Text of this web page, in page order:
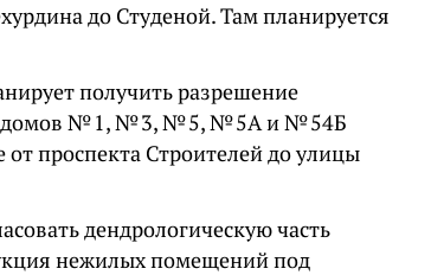
до Студеной. Там планируется
получить разрешение
домов № 1, № 3, № 5, № 5А и № 54Б
от проспекта Строителей до улицы
дендрологическую часть
нежилых помещений под